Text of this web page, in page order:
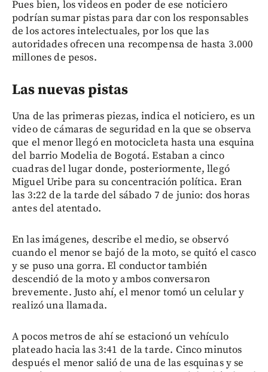
Pues bien, los videos en poder de ese noticiero
podrían sumar pistas para dar con los responsables
de los actores intelectuales, por los que las
autoridades ofrecen una recompensa de hasta 3.000
millones de pesos.
Las nuevas pistas
Una de las primeras piezas, indica el noticiero, es un
video de cámaras de seguridad en la que se observa
que el menor llegó en motocicleta hasta una esquina
del barrio Modelia de Bogotá. Estaban a cinco
cuadras del lugar donde, posteriormente, llegó
Miguel Uribe para su concentración política. Eran
las 3:22 de la tarde del sábado 7 de junio: dos horas
antes del atentado.
En las imágenes, describe el medio, se observó
cuando el menor se bajó de la moto, se quitó el casco
y se puso una gorra. El conductor también
descendió de la moto y ambos conversaron
brevemente. Justo ahí, el menor tomó un celular y
realizó una llamada.
A pocos metros de ahí se estacionó un vehículo
plateado hacia las 3:41 de la tarde. Cinco minutos
después el menor salió de una de las esquinas y se